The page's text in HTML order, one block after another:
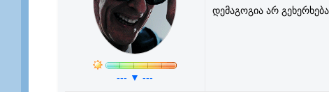
--- ▼ ---
დემაგოგია არ გეხერხება